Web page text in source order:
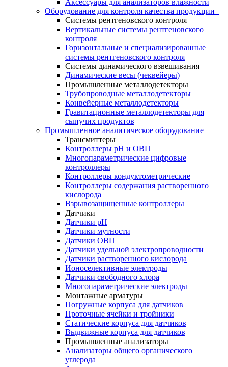
Аксессуары для анализаторов влажности
Оборудование для контроля качества продукции
Системы рентгеновского контроля
Вертикальные системы рентгеновского
контроля
Горизонтальные и специализированные
системы рентгеновского контроля
Системы динамического взвешивания
Динамические весы (чеквейеры)
Промышленные металлодетекторы
Трубопроводные металлодетекторы
Конвейерные металлодетекторы
Гравитационные металлодетекторы для
сыпучих продуктов
Промышленное аналитическое оборудование
Трансмиттеры
Контроллеры рН и ОВП
Многопараметрические цифровые
контроллеры
Контроллеры кондуктометрические
Контроллеры содержания растворенного
кислорода
Взрывозащищенные контроллеры
Датчики
Датчики рН
Датчики мутности
Датчики ОВП
Датчики удельной электропроводности
Датчики растворенного кислорода
Ионоселективные электроды
Датчики свободного хлора
Многопараметрические электроды
Монтажные арматуры
Погружные корпуса для датчиков
Проточные ячейки и тройники
Статические корпуса для датчиков
Выдвижные корпуса для датчиков
Промышленные анализаторы
Анализаторы общего органического
углерода